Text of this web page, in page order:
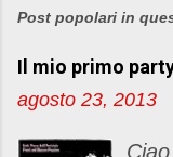
s
a
u
c
Post popolari in
Il mio primo
agosto 23, 2013